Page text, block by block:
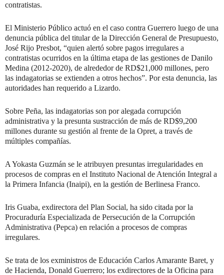
contratistas.
El Ministerio Público actuó en el caso contra Guerrero luego de una
denuncia pública del titular de la Dirección General de Presupuesto,
José Rijo Presbot, “quien alertó sobre pagos irregulares a
contratistas ocurridos en la última etapa de las gestiones de Danilo
Medina (2012-2020), de alrededor de RD$21,000 millones, pero
las indagatorias se extienden a otros hechos”. Por esta denuncia, las
autoridades han requerido a Lizardo.
Sobre Peña, las indagatorias son por alegada corrupción
administrativa y la presunta sustracción de más de RD$9,200
millones durante su gestión al frente de la Opret, a través de
múltiples compañías.
A Yokasta Guzmán se le atribuyen presuntas irregularidades en
procesos de compras en el Instituto Nacional de Atención Integral a
la Primera Infancia (Inaipi), en la gestión de Berlinesa Franco.
Iris Guaba, exdirectora del Plan Social, ha sido citada por la
Procuraduría Especializada de Persecución de la Corrupción
Administrativa (Pepca) en relación a procesos de compras
irregulares.
Se trata de los exministros de Educación Carlos Amarante Baret, y
de Hacienda, Donald Guerrero; los exdirectores de la Oficina para